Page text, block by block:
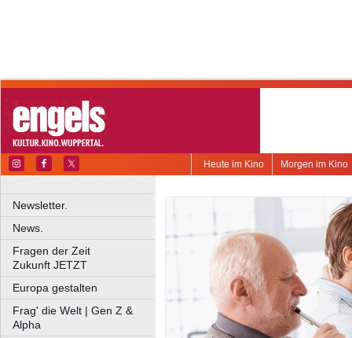
Morgen im Kino
Heute im Kino
Newsletter.
News.
Fragen der Zeit
Zukunft JETZT
Europa gestalten
Frag' die Welt | Gen Z &
Alpha